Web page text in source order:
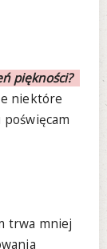
piękności?
niektóre
trwa mniej